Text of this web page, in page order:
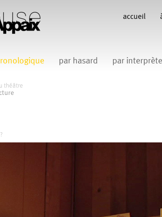
accueil
par hasard par
Koren
Appaix
Michèle Prélonge
théâtre